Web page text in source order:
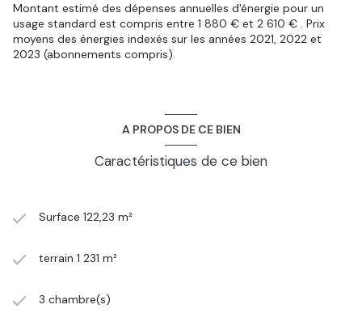
Montant estimé des dépenses annuelles d'énergie pour un
usage standard est compris entre 1 880 € et 2 610 € . Prix
moyens des énergies indexés sur les années 2021, 2022 et
2023 (abonnements compris).
A PROPOS DE CE BIEN
Caractéristiques de ce bien
Surface 122,23 m²
terrain 1 231 m²
3 chambre(s)